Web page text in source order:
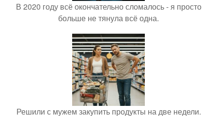
В 2020 году всё окончательно сломалось - я просто
больше не тянула всё одна.
Решили с мужем закупить продукты на две недели.